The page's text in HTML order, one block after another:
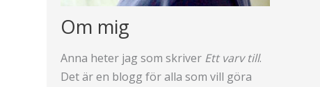
Om mig
Anna heter jag som skriver Ett varv till.
Det är en blogg för alla som vill göra